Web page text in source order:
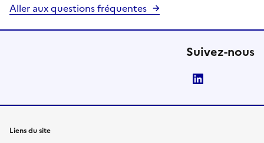
Aller aux questions fréquentes
Suivez-nous
Liens du site